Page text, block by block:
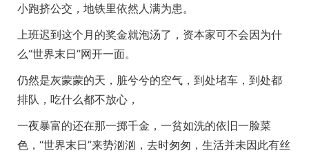
小跑挤公交，地铁里依然人满为患。
上班迟到这个月的奖金就泡汤了，资本家可不会因为什
么“世界末日”网开一面。
仍然是灰蒙蒙的天，脏兮兮的空气，到处堵车，到处都
排队，吃什么都不放心，
一夜暴富的还在那一掷千金，一贫如洗的依旧一脸菜
色，“世界末日”来势汹汹，去时匆匆，生活并未因此有丝